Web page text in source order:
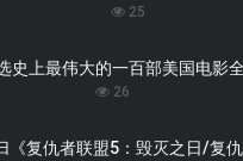
25
史上最伟大的一百部美国电影
26
《复仇者联盟5：毁灭之日/复